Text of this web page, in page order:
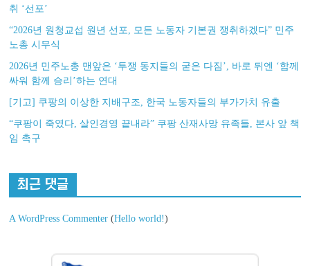
취 ‘선포’
“2026년 원청교섭 원년 선포, 모든 노동자 기본권 쟁취하겠다” 민주
노총 시무식
2026년 민주노총 맨앞은 ‘투쟁 동지들의 굳은 다짐’, 바로 뒤엔 ‘함께
싸워 함께 승리’하는 연대
[기고] 쿠팡의 이상한 지배구조, 한국 노동자들의 부가가치 유출
“쿠팡이 죽였다, 살인경영 끝내라” 쿠팡 산재사망 유족들, 본사 앞 책
임 촉구
최근 댓글
A WordPress Commenter (Hello world!)